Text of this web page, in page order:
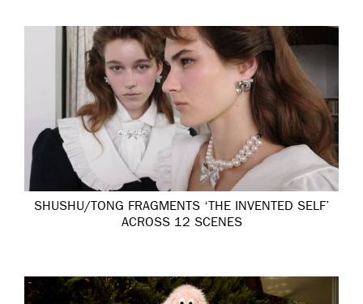
SHUSHU/TONG FRAGMENTS ‘THE INVENTED SELF’
ACROSS 12 SCENES